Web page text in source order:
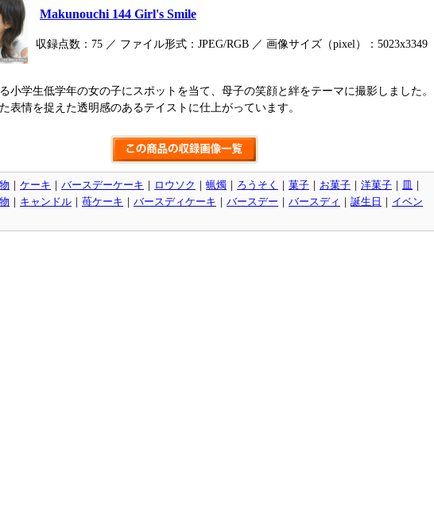
Makunouchi 144 Girl's Smile
収録点数：75 ／ ファイル形式：JPEG/RGB ／ 画像サイズ（pixel）：5023x3349
小学生低学年の女の子にスポットを当て、母子の笑顔と絆をテーマに撮影しました。
表情を捉えた透明感のあるテイストに仕上がっています。
｜ ケーキ ｜ バースデーケーキ ｜ ロウソク ｜ 蝋燭 ｜ ろうそく ｜ 菓子 ｜ お菓子 ｜ 洋菓子 ｜ 皿 ｜
｜ キャンドル ｜ 苺ケーキ ｜ バースディケーキ ｜ バースデー ｜ バースディ ｜ 誕生日 ｜ イベン